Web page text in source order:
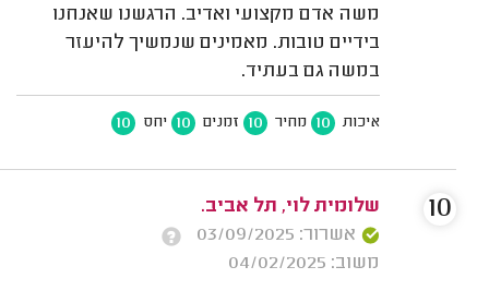
משה אדם מקצועי ואדיב. הרגשנו שאנחנו
בידיים טובות. מאמינים שנמשיך להיעזר
במשה גם בעתיד.
איכות 10 מחיר 10 זמנים 10 יחס 10
שלומית לוי, תל אביב.
אשרור: 03/09/2025
משוב: 04/02/2025
10